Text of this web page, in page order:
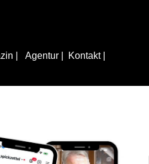
| Agentur | Kontakt |